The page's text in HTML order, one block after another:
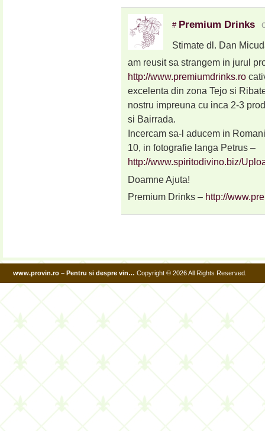
# Premium Drinks
Stimate dl. Dan
am reusit sa strangem in jurul
http://www.premiumdrinks.ro
excelenta din zona Tejo si
nostru impreuna cu inca 2-3
si Bairrada.
Incercam sa-l aducem in
10, in fotografie langa Petrus –
http://www.spiritodivino.biz/
Doamne Ajuta!
Premium Drinks – http://
www.provin.ro – Pentru si despre vin… Copyright © 2026 All Rights Reserved.